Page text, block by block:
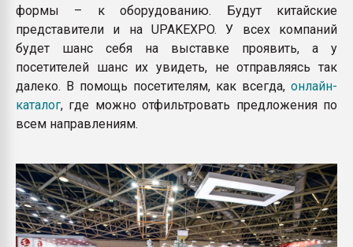
формы – к оборудованию. Будут китайские
представители и на UPAKEXPO. У всех компаний
будет шанс себя на выставке проявить, а у
посетителей шанс их увидеть, не отправляясь так
далеко. В помощь посетителям, как всегда, онлайн-
каталог, где можно отфильтровать предложения по
всем направлениям.